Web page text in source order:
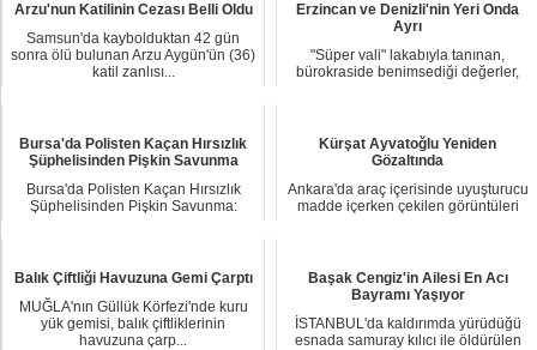
Arzu'nun Katilinin Cezası Belli Oldu
Samsun'da kaybolduktan 42 gün
sonra ölü bulunan Arzu Aygün'ün (36)
katil zanlısı...
Erzincan ve Denizli'nin Yeri Onda
Ayrı
"Süper vali" lakabıyla tanınan,
bürokraside benimsediği değerler,
Bursa'da Polisten Kaçan Hırsızlık
Şüphelisinden Pişkin Savunma
Bursa'da Polisten Kaçan Hırsızlık
Şüphelisinden Pişkin Savunma:
Kürşat Ayvatoğlu Yeniden
Gözaltında
Ankara'da araç içerisinde uyuşturucu
madde içerken çekilen görüntüleri
Balık Çiftliği Havuzuna Gemi Çarptı
MUĞLA'nın Güllük Körfezi'nde kuru
yük gemisi, balık çiftliklerinin
havuzuna çarp...
Başak Cengiz'in Ailesi En Acı
Bayramı Yaşıyor
İSTANBUL'da kaldırımda yürüdüğü
esnada samuray kılıcı ile öldürülen